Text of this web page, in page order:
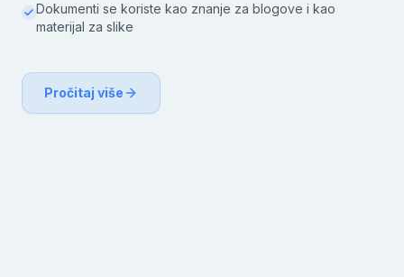
Dokumenti se koriste kao znanje za blogove i kao
materijal za slike
Pročitaj više